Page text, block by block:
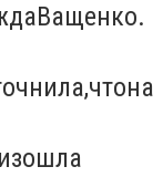
Ващенко.
,чтона